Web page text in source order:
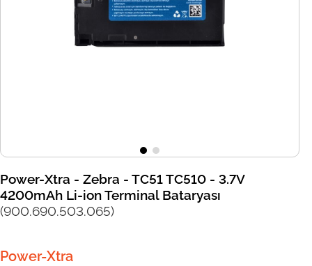
Power-Xtra - Zebra - TC51 TC510 - 3.7V
4200mAh Li-ion Terminal Bataryası
(900.690.503.065)
Power-Xtra